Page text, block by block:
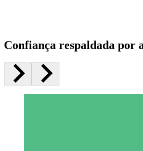
Confiança respaldada por